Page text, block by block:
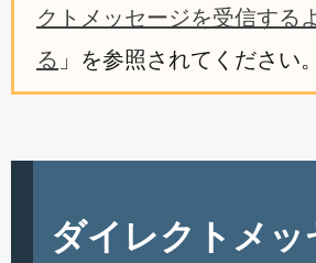
クトメッセージを受信する
る 」を参照されてください。
ダイレクトメッ